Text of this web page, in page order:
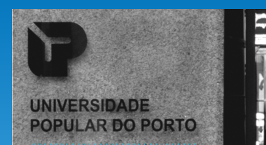
Universidade
Popular do
Porto
Associação
Cultural